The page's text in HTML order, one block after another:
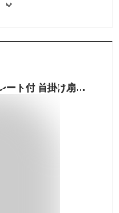
「楽天1位」＼猛暑対策／ネッククーラー 冷却プレート付 首掛け扇風機 冷却 クール 冷感 ひんやり ペルチェ マイナスイオン 対応 除菌 空気浄化 立体冷風 2倍冷感 首かけ扇風機 くびかけ扇風機 ネックファン 羽根なし 2026